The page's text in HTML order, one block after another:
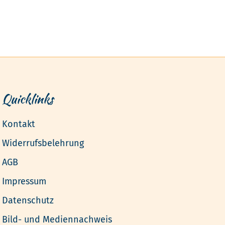
Quicklinks
Kontakt
Widerrufsbelehrung
AGB
Impressum
Datenschutz
Bild- und Mediennachweis